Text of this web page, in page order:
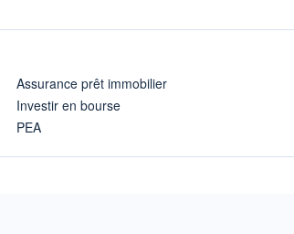
Assurance prêt immobilier
Investir en bourse
PEA